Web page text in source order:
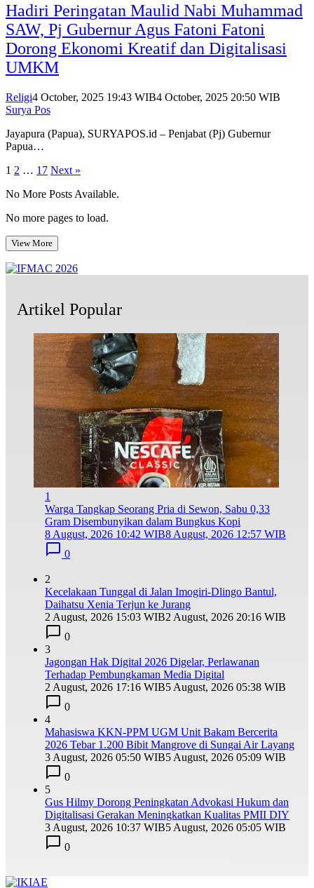
Hadiri Peringatan Maulid Nabi Muhammad
SAW, Pj Gubernur Agus Fatoni Fatoni
Dorong Ekonomi Kreatif dan Digitalisasi
UMKM
Religi4 October, 2025 19:43 WIB4 October, 2025 20:50 WIB
Surya Pos
Jayapura (Papua), SURYAPOS.id – Penjabat (Pj) Gubernur
Papua…
Posts
pagination
1 2 … 17 Next »
No More Posts Available.
No more pages to load.
View More
Artikel Popular
1
Warga Tangkap Seorang Pria di Sewon, Sabu 0,33
Gram Disembunyikan dalam Bungkus Kopi
8 August, 2026 10:42 WIB8 August, 2026 12:57 WIB
0
2
Kecelakaan Tunggal di Jalan Imogiri-Dlingo Bantul,
Daihatsu Xenia Terjun ke Jurang
2 August, 2026 15:03 WIB2 August, 2026 20:16 WIB
0
3
Jagongan Hak Digital 2026 Digelar, Perlawanan
Terhadap Pembungkaman Media Digital
2 August, 2026 17:16 WIB5 August, 2026 05:38 WIB
0
4
Mahasiswa KKN-PPM UGM Unit Bakam Bercerita
2026 Tebar 1.200 Bibit Mangrove di Sungai Air Layang
3 August, 2026 05:50 WIB5 August, 2026 05:09 WIB
0
5
Gus Hilmy Dorong Peningkatan Advokasi Hukum dan
Digitalisasi Gerakan Meningkatkan Kualitas PMII DIY
3 August, 2026 10:37 WIB5 August, 2026 05:05 WIB
0